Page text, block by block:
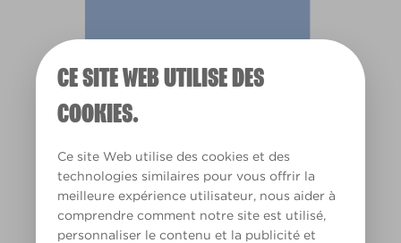
CE SITE WEB UTILISE DES
COOKIES.
Ce site Web utilise des cookies et des
technologies similaires pour vous offrir la
meilleure expérience utilisateur, nous aider à
comprendre comment notre site est utilisé,
personnaliser le contenu et la publicité et
Lumière chaude